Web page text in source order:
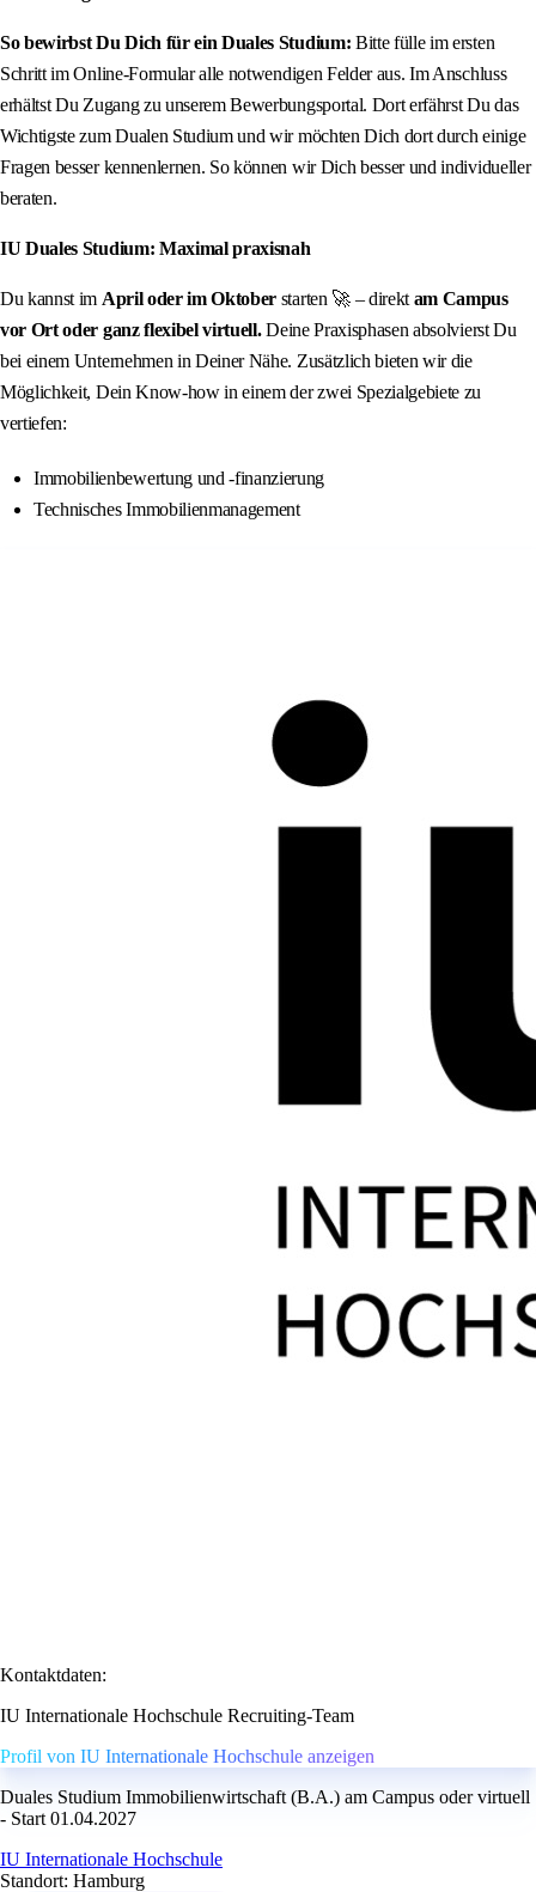
So bewirbst Du Dich für ein Duales Studium: Bitte fülle im ersten
Schritt im Online-Formular alle notwendigen Felder aus. Im Anschluss
erhältst Du Zugang zu unserem Bewerbungsportal. Dort erfährst Du das
Wichtigste zum Dualen Studium und wir möchten Dich dort durch einige
Fragen besser kennenlernen. So können wir Dich besser und individueller
beraten.
IU Duales Studium: Maximal praxisnah
Du kannst im April oder im Oktober starten 🚀 – direkt am Campus
vor Ort oder ganz flexibel virtuell.Deine Praxisphasen absolvierst Du
bei einem Unternehmen in Deiner Nähe. Zusätzlich bieten wir die
Möglichkeit, Dein Know-how in einem der zwei Spezialgebiete zu
vertiefen:
Immobilienbewertung und -finanzierung
Technisches Immobilienmanagement
Kontaktdaten:
IU Internationale Hochschule Recruiting-Team
Profil von IU Internationale Hochschule anzeigen
Duales Studium Immobilienwirtschaft (B.A.) am Campus oder virtuell
- Start 01.04.2027
IU Internationale Hochschule
Standort: Hamburg